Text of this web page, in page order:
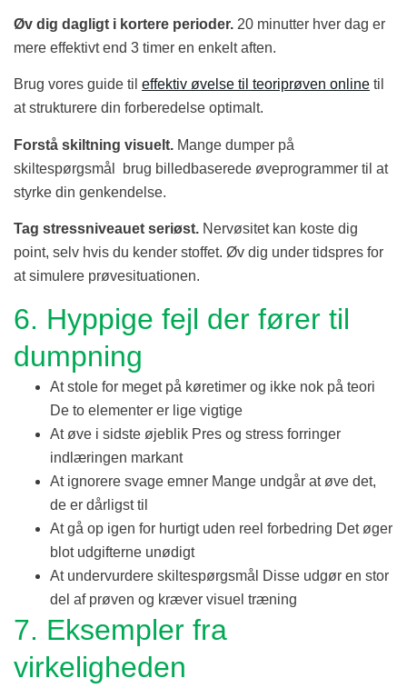
Øv dig dagligt i kortere perioder. 20 minutter hver dag er
mere effektivt end 3 timer en enkelt aften.
Brug vores guide til effektiv øvelse til teoriprøven online til
at strukturere din forberedelse optimalt.
Forstå skiltning visuelt. Mange dumper på
skiltespørgsmål brug billedbaserede øveprogrammer til at
styrke din genkendelse.
Tag stressniveauet seriøst. Nervøsitet kan koste dig
point, selv hvis du kender stoffet. Øv dig under tidspres for
at simulere prøvesituationen.
6. Hyppige fejl der fører til
dumpning
At stole for meget på køretimer og ikke nok på teori
De to elementer er lige vigtige
At øve i sidste øjeblik Pres og stress forringer
indlæringen markant
At ignorere svage emner Mange undgår at øve det,
de er dårligst til
At gå op igen for hurtigt uden reel forbedring Det øger
blot udgifterne unødigt
At undervurdere skiltespørgsmål Disse udgør en stor
del af prøven og kræver visuel træning
7. Eksempler fra
virkeligheden